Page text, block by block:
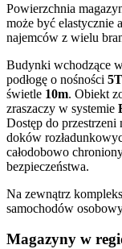
Powierzchnia
może być elastycznie
najemców z wielu
Budynki wchodzące
podłogę o nośności
świetle 10m. Obiekt
zraszaczy w systemie
Dostęp do
doków
całodobowo
bezpieczeństwa.
Na zewnątrz
samochodów
Magazyny w